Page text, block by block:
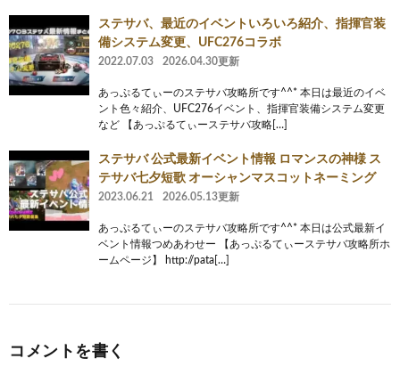
ステサバ、最近のイベントいろいろ紹介、指揮官装
備システム変更、UFC276コラボ
2022.07.03 2026.04.30更新
あっぷるてぃーのステサバ攻略所です^^* 本日は最近のイベ
ント色々紹介、UFC276イベント、指揮官装備システム変更
など 【あっぷるてぃーステサバ攻略[…]
ステサバ 公式最新イベント情報 ロマンスの神様 ス
テサバ七夕短歌 オーシャンマスコットネーミング
2023.06.21 2026.05.13更新
あっぷるてぃーのステサバ攻略所です^^* 本日は公式最新イ
ベント情報つめあわせー 【あっぷるてぃーステサバ攻略所ホ
ームページ】 http://pata[…]
コメントを書く